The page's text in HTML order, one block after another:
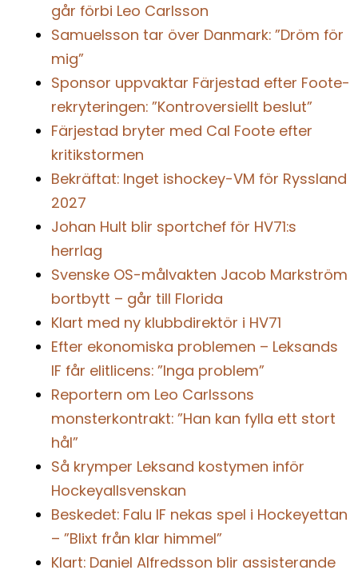
går förbi Leo Carlsson
Samuelsson tar över Danmark: ”Dröm för
mig”
Sponsor uppvaktar Färjestad efter Foote-
rekryteringen: ”Kontroversiellt beslut”
Färjestad bryter med Cal Foote efter
kritikstormen
Bekräftat: Inget ishockey-VM för Ryssland
2027
Johan Hult blir sportchef för HV71:s
herrlag
Svenske OS-målvakten Jacob Markström
bortbytt – går till Florida
Klart med ny klubbdirektör i HV71
Efter ekonomiska problemen – Leksands
IF får elitlicens: ”Inga problem”
Reportern om Leo Carlssons
monsterkontrakt: ”Han kan fylla ett stort
hål”
Så krymper Leksand kostymen inför
Hockeyallsvenskan
Beskedet: Falu IF nekas spel i Hockeyettan
– ”Blixt från klar himmel”
Klart: Daniel Alfredsson blir assisterande